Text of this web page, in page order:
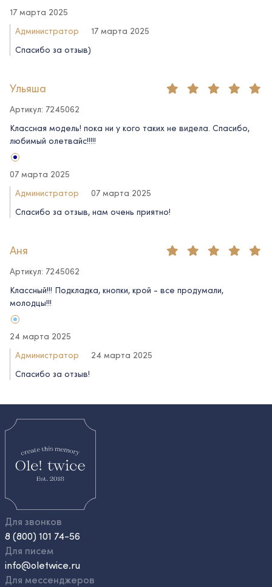
17 марта 2025
Администратор
17 марта 2025
Спасибо за отзыв)
Ульяша
Артикул: 7245062
Классная модель! пока ни у кого таких не видела. Спасибо,
любимый олетвайс!!!!!
07 марта 2025
Администратор
07 марта 2025
Спасибо за отзыв, нам очень приятно!
Аня
Артикул: 7245062
Классный!!! Подкладка, кнопки, крой - все продумали,
молодцы!!!
24 марта 2025
Администратор
24 марта 2025
Спасибо за отзыв!
Для звонков
8 (800) 101 74-56
Для писем
info@oletwice.ru
Для мессенджеров